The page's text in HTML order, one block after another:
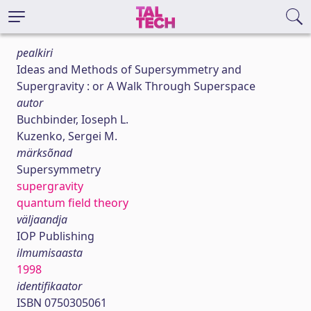
pealkiri
Ideas and Methods of Supersymmetry and
Supergravity : or A Walk Through Superspace
autor
Buchbinder, Ioseph L.
Kuzenko, Sergei M.
märksõnad
Supersymmetry
supergravity
quantum field theory
väljaandja
IOP Publishing
ilmumisaasta
1998
identifikaator
ISBN 0750305061